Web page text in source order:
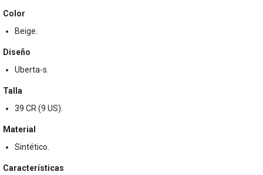
Color
Beige.
Diseño
Uberta-s.
Talla
39 CR (9 US).
Material
Sintético.
Características